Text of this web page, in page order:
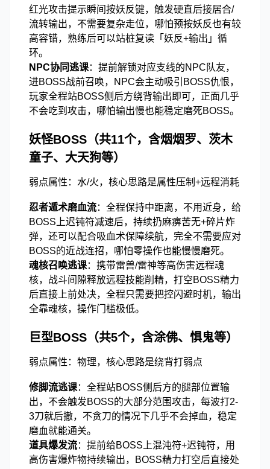
红光攻击提示瞬间按妖反键，触发硬直后接居合/
流转输出，不需要复杂走位，哪怕预按妖反也有较
高容错，熟练后可以站桩复读「妖反+输出」循
环。
NPC协同逃课：提前解锁对应支线的NPC队友，
进BOSS战前召唤，NPC会主动吸引BOSS仇恨，
玩家全程站BOSS侧后方绕背输出即可，正面几乎
不会吃到攻击，哪怕输出慢也能稳定磨死BOSS。
妖怪BOSS（共11个，含烟烟罗、茨木
童子、大天狗等）
弱点属性：水/火，核心思路是属性压制+远程消耗
忍者遁术磨血流：全程保持中距离，不用近身，给
BOSS上迟钝符减速后，持续扔麻痹苦无+碎片炸
弹，还可以配合吸血术保障续航，完全不需要应对
BOSS的近战连招，哪怕零操作也能慢慢磨死。
魂核召唤逃课：携带雷兽/雷神等高伤害远程魂
核，战斗间隙释放远程技能削精，打空BOSS精力
后直接上前处决，全程只需要把控闪避时机，输出
全靠魂核，操作门槛极低。
巨型BOSS（共5个，含涂佛、惧鬼等）
弱点属性：物理，核心思路是绕背打弱点
修脚流逃课：全程站BOSS侧后方的腿部位置输
出，不会触发BOSS的大部分范围攻击，每波打2-
3刀就后撤，不贪刀的情况下几乎不会掉血，稳定
磨血就能通关。
道具爆发流：提前给BOSS上混沌符+迟钝符，用
高伤害爆炸物持续输出，BOSS精力打空后直接处